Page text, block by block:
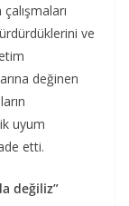
ve
değinen
uyum
etti.
değiliz”